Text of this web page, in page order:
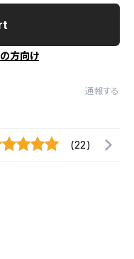
方向け
通報する
(22)